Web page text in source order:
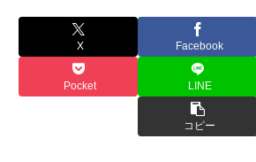
X Facebook
Pocket LINE
コピー